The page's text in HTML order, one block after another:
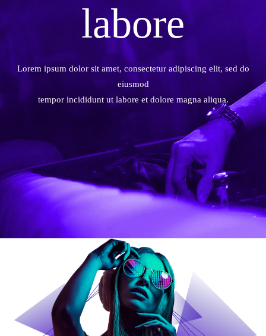
labore
Lorem ipsum dolor sit amet, consectetur adipiscing elit, sed do
eiusmod
tempor incididunt ut labore et dolore magna aliqua.